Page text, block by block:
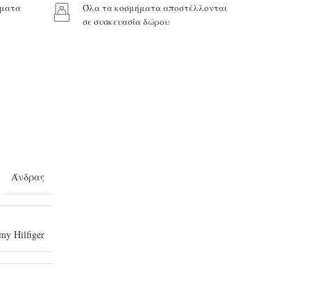
Όλα τα κοσμήματα αποστέλλονται
σε συσκευασία δώρου
Άνδρας
Hilfiger